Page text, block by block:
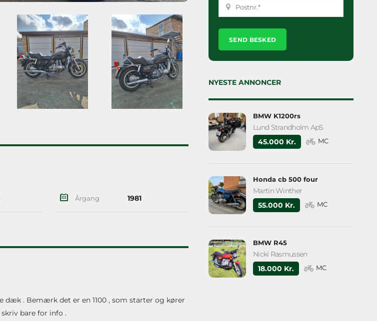
Årgang 1981
. Bemærk det er en 1100 , som starter og kører
bare for info .
Please
leave
empty.
NYESTE ANNONCER
BMW K1200rs
Lund Strandholm ApS
45.000 Kr.
MC
Honda cb 500 four
Martin Winther
55.000 Kr.
MC
BMW R45
Nicki Rasmussen
18.000 Kr.
MC